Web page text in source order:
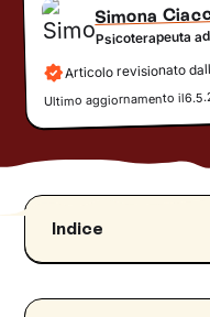
Simona
Psicoterapeuta
Articolo revisionato
Ultimo aggiornamento il
Indice
Chi è lo
Il processo